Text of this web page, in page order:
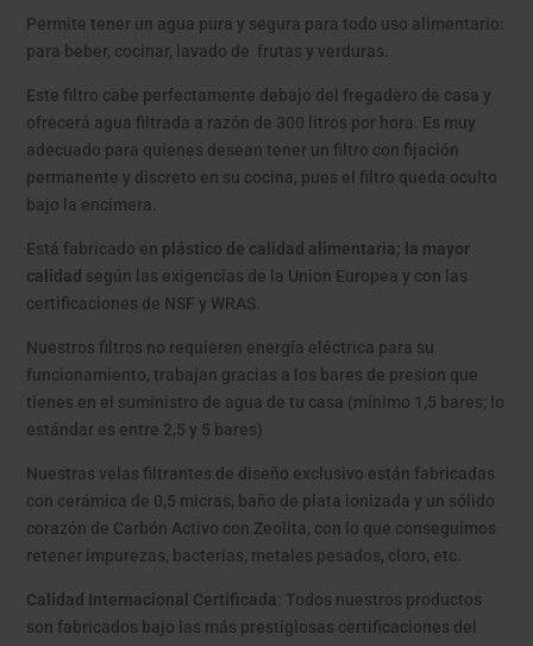
Permite tener un agua pura y segura para todo uso alimentario:
para beber, cocinar, lavado de frutas y verduras.
Este filtro cabe perfectamente debajo del fregadero de casa y
ofrecerá agua filtrada a razón de 300 litros por hora. Es muy
adecuado para quienes desean tener un filtro con fijación
permanente y discreto en su cocina, pues el filtro queda oculto
bajo la encimera.
Está fabricado en plástico de calidad alimentaria; la mayor
calidad según las exigencias de la Union Europea y con las
certificaciones de NSF y WRAS.
Nuestros filtros no requieren energía eléctrica para su
funcionamiento, trabajan gracias a los bares de presion que
tienes en el suministro de agua de tu casa (mínimo 1,5 bares; lo
estándar es entre 2,5 y 5 bares)
Nuestras velas filtrantes de diseño exclusivo están fabricadas
con cerámica de 0,5 micras, baño de plata ionizada y un sólido
corazón de Carbón Activo con Zeolita, con lo que conseguimos
retener impurezas, bacterias, metales pesados, cloro, etc.
Calidad Internacional Certificada: Todos nuestros productos
son fabricados bajo las más prestigiosas certificaciones del